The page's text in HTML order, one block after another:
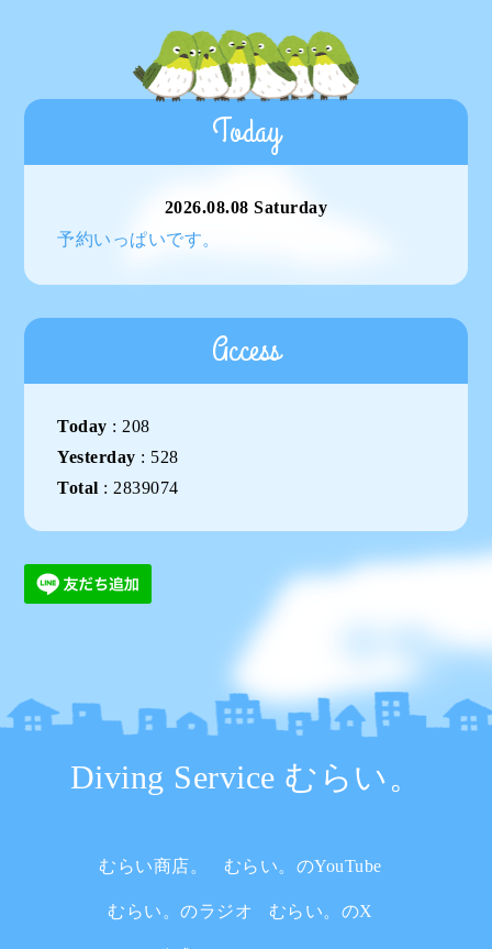
Today
2026.08.08 Saturday
予約いっぱいです。
Access
Today : 208
Yesterday : 528
Total : 2839074
Diving Service むらい。
むらい商店。 むらい。のYouTube
むらい。のラジオ むらい。のX